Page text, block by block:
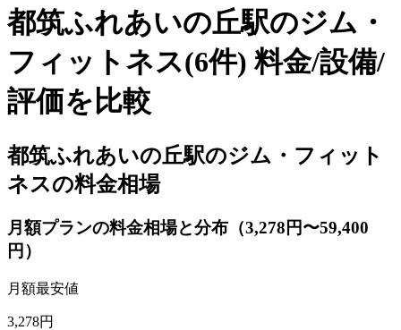
都筑ふれあいの丘駅のジム・
フィットネス(6件) 料金/設備/
評価を比較
都筑ふれあいの丘駅のジム・フィット
ネスの料金相場
月額プランの料金相場と分布（3,278円〜59,400
円）
月額最安値
3,278円